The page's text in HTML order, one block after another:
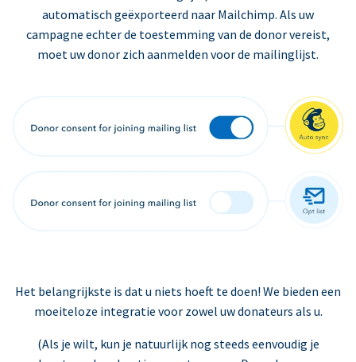
automatisch geëxporteerd naar Mailchimp. Als uw
campagne echter de toestemming van de donor vereist,
moet uw donor zich aanmelden voor de mailinglijst.
Het belangrijkste is dat u niets hoeft te doen! We bieden een
moeiteloze integratie voor zowel uw donateurs als u.
(Als je wilt, kun je natuurlijk nog steeds eenvoudig je